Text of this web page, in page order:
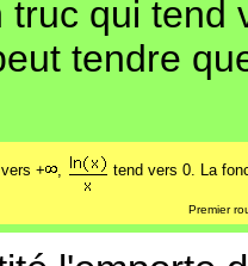
truc qui tend
tendre
+ tend vers 0. La
Premier